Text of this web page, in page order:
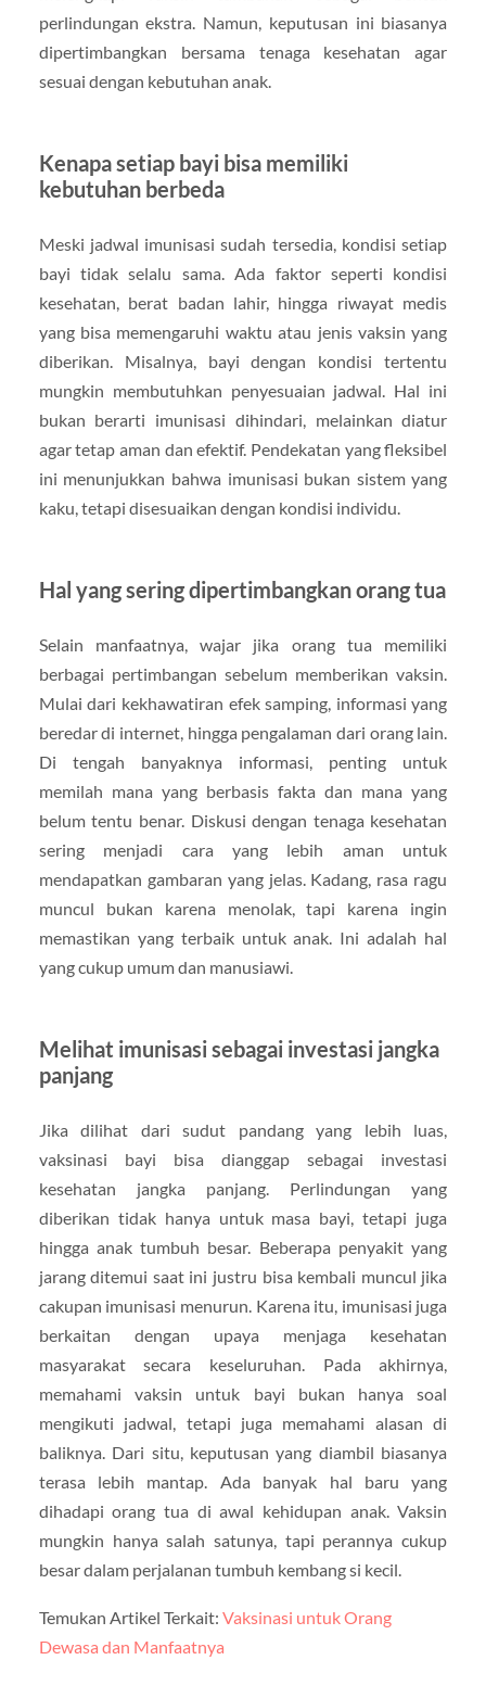
perlindungan ekstra. Namun, keputusan ini biasanya
dipertimbangkan bersama tenaga kesehatan agar
sesuai dengan kebutuhan anak.
Kenapa setiap bayi bisa memiliki
kebutuhan berbeda
Meski jadwal imunisasi sudah tersedia, kondisi setiap
bayi tidak selalu sama. Ada faktor seperti kondisi
kesehatan, berat badan lahir, hingga riwayat medis
yang bisa memengaruhi waktu atau jenis vaksin yang
diberikan. Misalnya, bayi dengan kondisi tertentu
mungkin membutuhkan penyesuaian jadwal. Hal ini
bukan berarti imunisasi dihindari, melainkan diatur
agar tetap aman dan efektif. Pendekatan yang fleksibel
ini menunjukkan bahwa imunisasi bukan sistem yang
kaku, tetapi disesuaikan dengan kondisi individu.
Hal yang sering dipertimbangkan orang tua
Selain manfaatnya, wajar jika orang tua memiliki
berbagai pertimbangan sebelum memberikan vaksin.
Mulai dari kekhawatiran efek samping, informasi yang
beredar di internet, hingga pengalaman dari orang lain.
Di tengah banyaknya informasi, penting untuk
memilah mana yang berbasis fakta dan mana yang
belum tentu benar. Diskusi dengan tenaga kesehatan
sering menjadi cara yang lebih aman untuk
mendapatkan gambaran yang jelas. Kadang, rasa ragu
muncul bukan karena menolak, tapi karena ingin
memastikan yang terbaik untuk anak. Ini adalah hal
yang cukup umum dan manusiawi.
Melihat imunisasi sebagai investasi jangka
panjang
Jika dilihat dari sudut pandang yang lebih luas,
vaksinasi bayi bisa dianggap sebagai investasi
kesehatan jangka panjang. Perlindungan yang
diberikan tidak hanya untuk masa bayi, tetapi juga
hingga anak tumbuh besar. Beberapa penyakit yang
jarang ditemui saat ini justru bisa kembali muncul jika
cakupan imunisasi menurun. Karena itu, imunisasi juga
berkaitan dengan upaya menjaga kesehatan
masyarakat secara keseluruhan. Pada akhirnya,
memahami vaksin untuk bayi bukan hanya soal
mengikuti jadwal, tetapi juga memahami alasan di
baliknya. Dari situ, keputusan yang diambil biasanya
terasa lebih mantap. Ada banyak hal baru yang
dihadapi orang tua di awal kehidupan anak. Vaksin
mungkin hanya salah satunya, tapi perannya cukup
besar dalam perjalanan tumbuh kembang si kecil.
Temukan Artikel Terkait: Vaksinasi untuk Orang
Dewasa dan Manfaatnya